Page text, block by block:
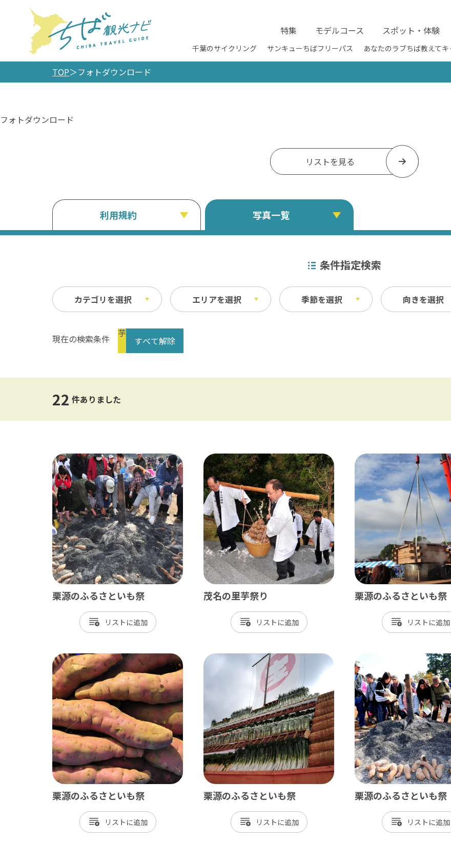
特集 モデルコース スポット・体験
千葉のサイクリング サンキューちばフリーパス あなたのラブちば教えて
TOP フォトダウンロード
フォトダウンロード
リストを見る
利用規約 写真一覧
条件指定検索
カテゴリを選択 エリアを選択 季節を選択 向きを選択
祭り・イベント
公共の施設
北総
小江戸佐原 / 佐倉ふるさと広場 /
九十九里
九十九里浜 / 釣ヶ崎海岸（サーフ
南房総
大山千枚田 / 鴨川シーワールド /
木更津 / 海ほたるPA / 東京ドイ
ベイエリア
千葉市
市川市
船橋市
習志野市
八千代市
浦安市
松戸市
野田市
柏市
我孫子市
鎌ケ谷市
北総
銚子市
成田市
佐倉市
八街市
印西市
白井市
春
縦
現在の検索条件 芋
すべて解除
22 件ありました
栗源のふるさといも祭
リスト
茂名の里芋祭り
リスト
栗源のふるさといも祭
リスト
栗源のふるさといも祭
リスト
栗源のふるさといも祭
リスト
栗源のふるさといも祭
リスト